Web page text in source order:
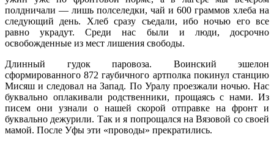
полдничали — лишь полселедки, чай и 600 граммов хлеба на
следующий день. Хлеб сразу съедали, ибо ночью его все
равно украдут. Среди нас были и люди, досрочно
освобожденные из мест лишения свободы.
Длинный гудок паровоза. Воинский эшелон
сформированного 872 гаубичного артполка покинул станцию
Мисяш и следовал на Запад. По Уралу проезжали ночью. Нас
буквально оплакивали родственники, прощаясь с нами. Из
писем они узнали о нашей скорой отправке на фронт и
буквально дежурили. Так и я попрощался на Вязовой со своей
мамой. После Уфы эти «проводы» прекратились.